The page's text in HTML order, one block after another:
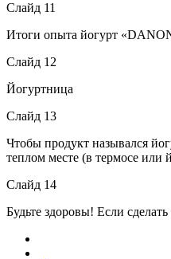
Слайд 11
Итоги опыта йогурт
Слайд 12
Йогуртница
Слайд 13
Чтобы продукт назывался
теплом месте (в термосе или
Слайд 14
Будьте здоровы! Если